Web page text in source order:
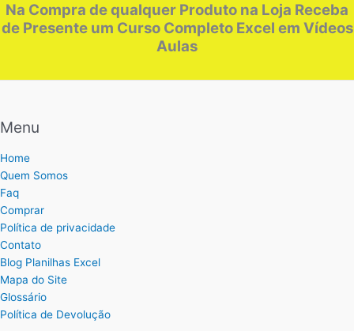
Na Compra de qualquer Produto na Loja Receba
de Presente um Curso Completo Excel em Vídeos
Aulas
Menu
Home
Quem Somos
Faq
Comprar
Política de privacidade
Contato
Blog Planilhas Excel
Mapa do Site
Glossário
Política de Devolução